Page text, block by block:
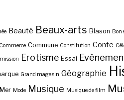
Beauté Beaux-arts Blason Bon
Commerce Commune Constitution Conte
Erotisme Essai
Grand magasin Géographie
Mer Mode Musique Musique de film